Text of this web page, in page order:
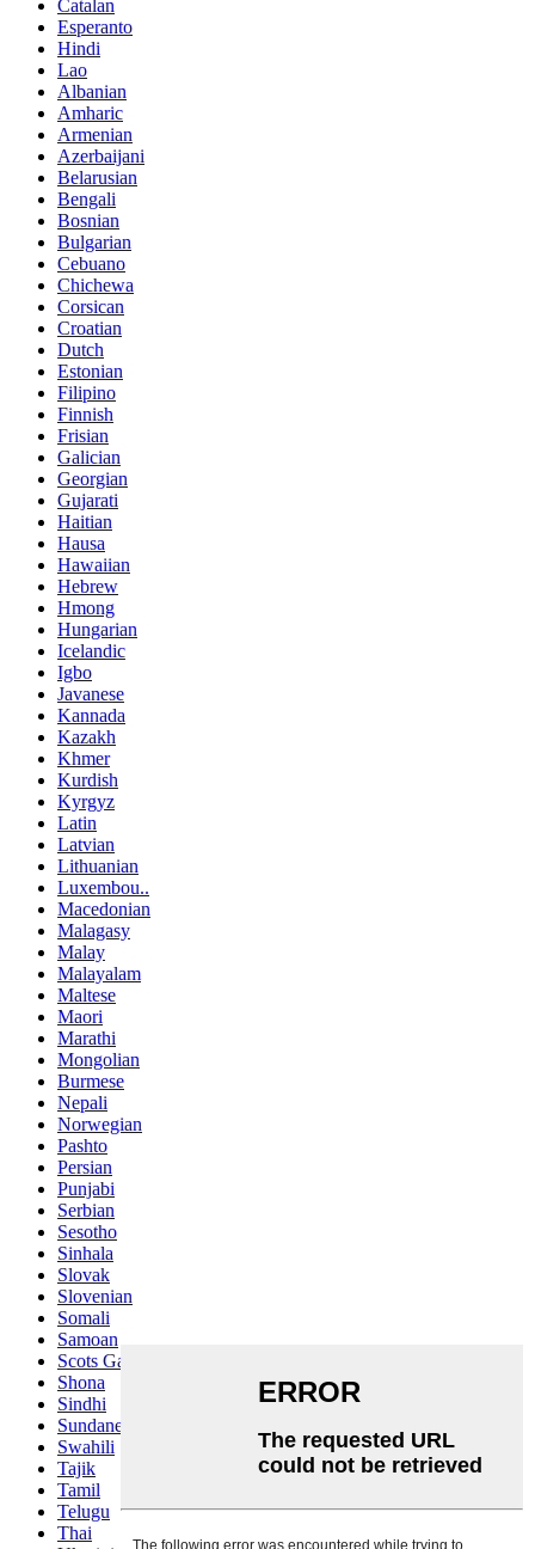
Catalan
Esperanto
Hindi
Lao
Albanian
Amharic
Armenian
Azerbaijani
Belarusian
Bengali
Bosnian
Bulgarian
Cebuano
Chichewa
Corsican
Croatian
Dutch
Estonian
Filipino
Finnish
Frisian
Galician
Georgian
Gujarati
Haitian
Hausa
Hawaiian
Hebrew
Hmong
Hungarian
Icelandic
Igbo
Javanese
Kannada
Kazakh
Khmer
Kurdish
Kyrgyz
Latin
Latvian
Lithuanian
Luxembou..
Macedonian
Malagasy
Malay
Malayalam
Maltese
Maori
Marathi
Mongolian
Burmese
Nepali
Norwegian
Pashto
Persian
Punjabi
Serbian
Sesotho
Sinhala
Slovak
Slovenian
Somali
Samoan
Scots Gaelic
Shona
Sindhi
Sundanese
Swahili
Tajik
Tamil
Telugu
Thai